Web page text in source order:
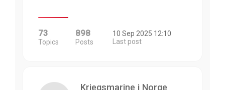
73
Topics
898
Posts
10 Sep 2025 12:10
Last post
Kriegsmarine i Norge